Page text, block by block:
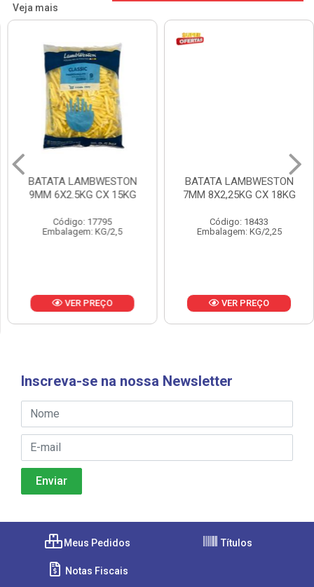
Veja mais
BATATA LAMBWESTON
9MM 6X2.5KG CX 15KG
Código: 17795
Embalagem: KG/2,5
VER PREÇO
BATATA LAMBWESTON
7MM 8X2,25KG CX 18KG
Código: 18433
Embalagem: KG/2,25
VER PREÇO
Inscreva-se na nossa Newsletter
Meus Pedidos Títulos
Notas Fiscais